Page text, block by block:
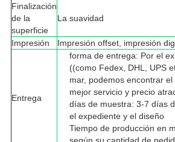
Finalización
de la
superficie
La suavidad
Impresión Impresión offset, impresión
Entrega
forma de entrega: Por el
((como Fedex, DHL, UPS
mar, podemos encontrar
mejor servicio y precio
días de muestra: 3-7 días
el expediente y el diseño
Tiempo de producción en